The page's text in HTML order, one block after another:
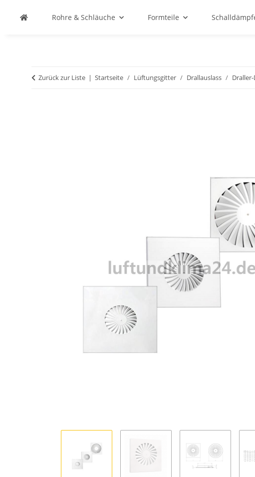
Rohre & Schläuche Formteile
Zurück zur Liste Startseite Lüftungsgitter Drallauslass